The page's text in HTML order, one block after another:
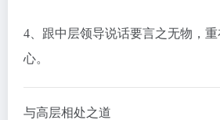
4、跟中层领导说话要言之无物，
心。
与高层相处之道